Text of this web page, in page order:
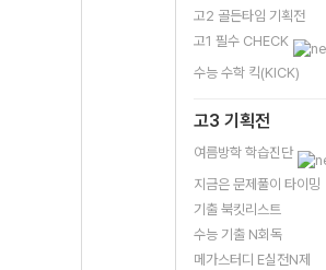
고2 골든타임 기획전
고1 필수 CHECK
수능 수학 킥(KICK)
고3 기획전
여름방학 학습진단
지금은 문제풀이 타이밍
기출 북킷리스트
수능 기출 N회독
메가스터디 E실전N제